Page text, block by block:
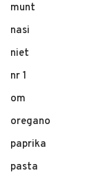
munt
nasi
niet
nr 1
om
oregano
paprika
pasta